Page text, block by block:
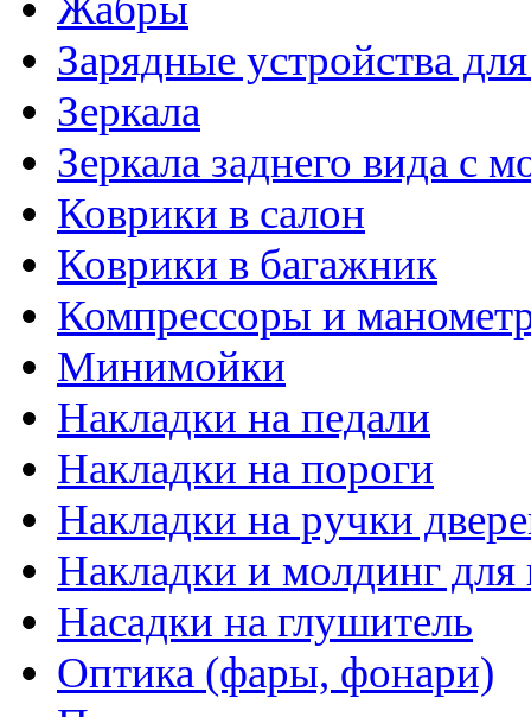
Зарядные устройства
Зеркала
Зеркала заднего вида с
Коврики в салон
Коврики в багажник
Компрессоры и
Минимойки
Накладки на педали
Накладки на пороги
Накладки на ручки
Накладки и молдинг для
Насадки на глушитель
Оптика (фары, фонари)